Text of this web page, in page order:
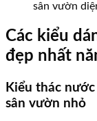
sân vườn
Các kiểu
đẹp nhất
Kiểu thác
sân vườn nhỏ